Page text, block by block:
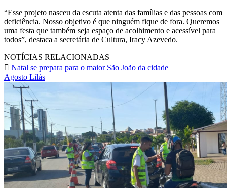
“Esse projeto nasceu da escuta atenta das famílias e das pessoas com
deficiência. Nosso objetivo é que ninguém fique de fora. Queremos
uma festa que também seja espaço de acolhimento e acessível para
todos”, destaca a secretária de Cultura, Iracy Azevedo.
NOTÍCIAS RELACIONADAS
Natal se prepara para o maior São João da cidade
Agosto Lilás